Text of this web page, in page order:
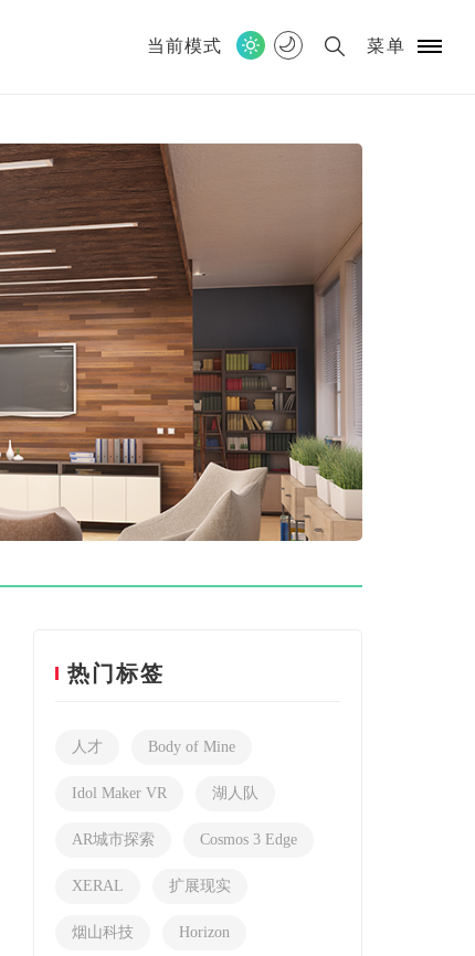
当前模式 菜单
热门标签
人才 Body of Mine
Idol Maker VR 湖人队
AR城市探索 Cosmos 3 Edge
XERAL 扩展现实
烟山科技 Horizon